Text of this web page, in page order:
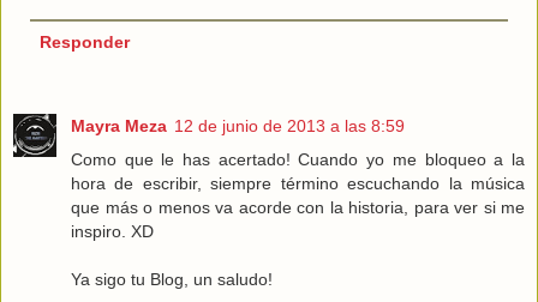
Responder
Mayra Meza 12 de junio de 2013 a las 8:59
Como que le has acertado! Cuando yo me bloqueo a la
hora de escribir, siempre término escuchando la música
que más o menos va acorde con la historia, para ver si me
inspiro. XD
Ya sigo tu Blog, un saludo!